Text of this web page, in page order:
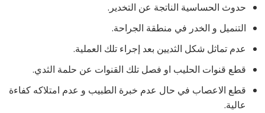
حدوث الحساسية الناتجة عن التخدير.
التنميل و الخدر في منطقة الجراحة.
عدم تماثل شكل الثديين بعد إجراء تلك العملية.
قطع قنوات الحليب او فصل تلك القنوات عن حلمة الثدي.
قطع الاعصاب في حال عدم خبرة الطبيب و عدم امتلاكه كفاءة
عالية.